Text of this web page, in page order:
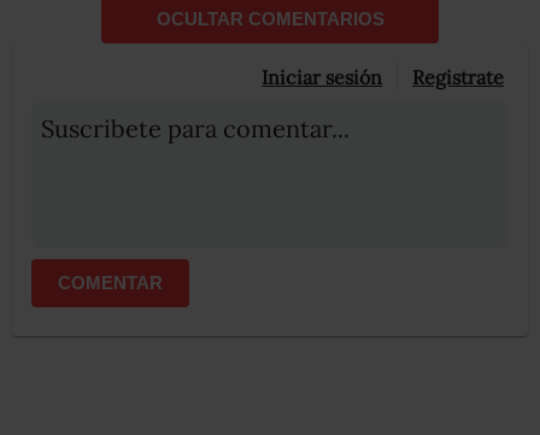
OCULTAR COMENTARIOS
Iniciar sesión Registrate
Suscribete para comentar...
COMENTAR